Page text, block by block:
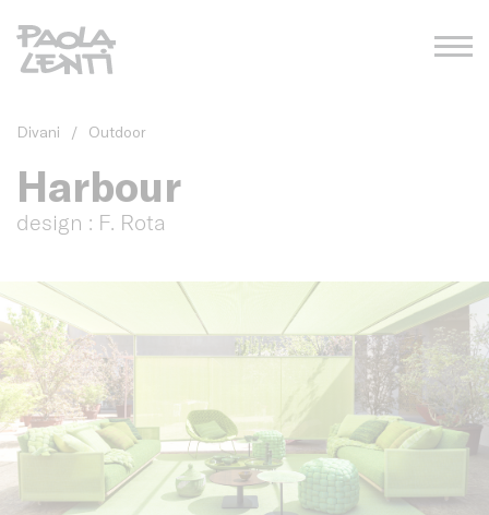
Divani / Outdoor
Harbour
design : F. Rota